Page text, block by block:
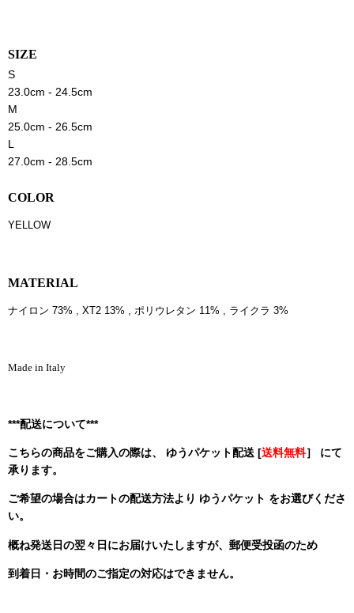
SIZE
S
23.0cm - 24.5cm
M
25.0cm - 26.5cm
L
27.0cm - 28.5cm
COLOR
YELLOW
MATERIAL
ナイロン 73% , XT2 13% , ポリウレタン 11% , ライクラ 3%
Made in Italy
***配送について***
こちらの商品をご購入の際は、 ゆうパケット配送 [送料無料］ にて
承ります。
ご希望の場合はカートの配送方法より ゆうパケット をお選びくださ
い。
概ね発送日の翌々日にお届けいたしますが、郵便受投函のため
到着日・お時間のご指定の対応はできません。